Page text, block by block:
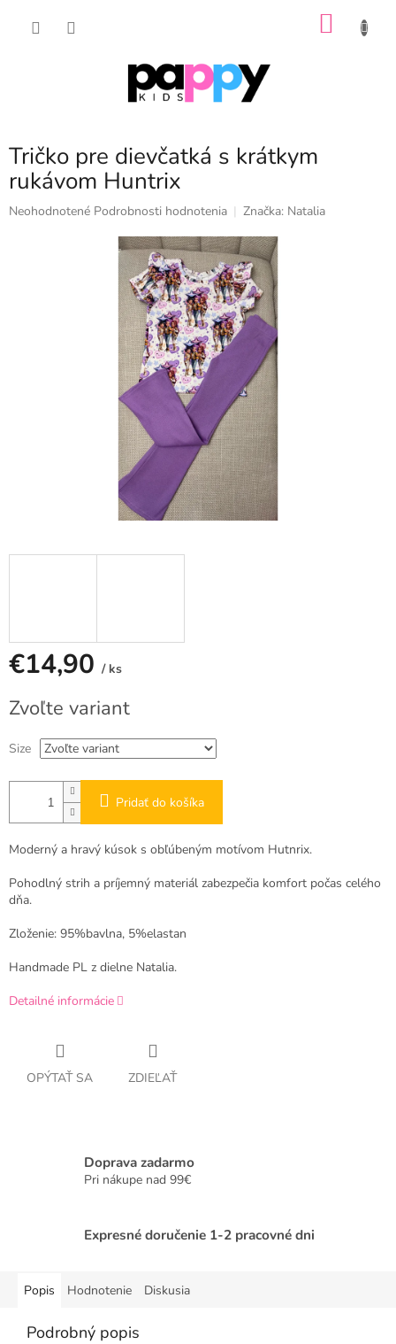
Tričko pre dievčatká s krátkym
rukávom Huntrix
Priemerné
Neohodnotené Podrobnosti hodnotenia Značka: Natalia
€14,90 / ks
cena:
Zvoľte variant
Size
Pridať do košíka
Moderný a hravý kúsok s obľúbeným motívom Hutnrix.
Pohodlný strih a príjemný materiál zabezpečia komfort počas celého
dňa.
Zloženie: 95%bavlna, 5%elastan
Handmade PL z dielne Natalia.
Detailné informácie
OPÝTAŤ SA ZDIEĽAŤ
Doprava zadarmo
Pri nákupe nad 99€
Expresné doručenie 1-2 pracovné dni
Popis Hodnotenie Diskusia
Podrobný popis